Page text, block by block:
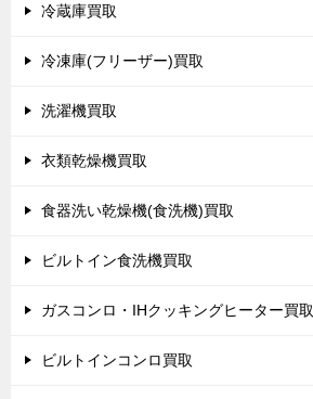
冷蔵庫買取
冷凍庫(フリーザー)買取
洗濯機買取
衣類乾燥機買取
食器洗い乾燥機(食洗機)買取
ビルトイン食洗機買取
ガスコンロ・IHクッキングヒーター買取
ビルトインコンロ買取